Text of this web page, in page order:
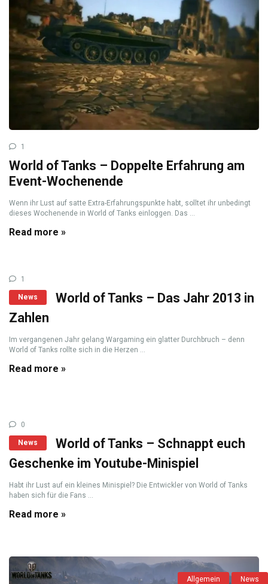
1
World of Tanks – Doppelte Erfahrung am
Event-Wochenende
Wenn ihr Lust auf satte Extra-Erfahrungspunkte habt, solltet ihr unbedingt
dieses Wochenende in World of Tanks einloggen. Das ...
Read more »
1
News
World of Tanks – Das Jahr 2013 in
Zahlen
Im vergangenen Jahr gelang Wargaming ein glatter Durchbruch – denn
World of Tanks rollte sich in die Herzen ...
Read more »
0
News
World of Tanks – Schnappt euch
Geschenke im Youtube-Minispiel
Habt ihr Lust auf ein kleines Minispiel? Die Entwickler von World of Tanks
haben sich für die Fans ...
Read more »
Allgemein News